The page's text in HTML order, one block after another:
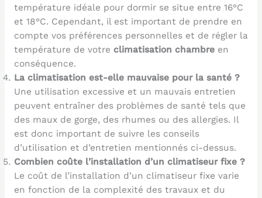
température idéale pour dormir se situe entre 16°C
et 18°C. Cependant, il est important de prendre en
compte vos préférences personnelles et de régler la
température de votre climatisation chambreen
conséquence.
La climatisation est-elle mauvaise pour la santé ?
Une utilisation excessive et un mauvais entretien
peuvent entraîner des problèmes de santé tels que
des maux de gorge, des rhumes ou des allergies. Il
est donc important de suivre les conseils
d’utilisation et d’entretien mentionnés ci-dessus.
Combien coûte l’installation d’un climatiseur fixe ?
Le coût de l’installation d’un climatiseur fixe varie
en fonction de la complexité des travaux et du